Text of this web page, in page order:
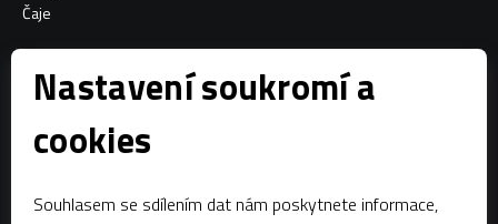
Nastavení soukromí a
cookies
Souhlasem se sdílením dat nám poskytnete informace,
Čaje
Facebook